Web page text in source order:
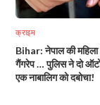
क्राइम
Bihar: नेपाल की
गैंगरेप … पुलिस ने दो
एक नाबालिग को दबोचा!